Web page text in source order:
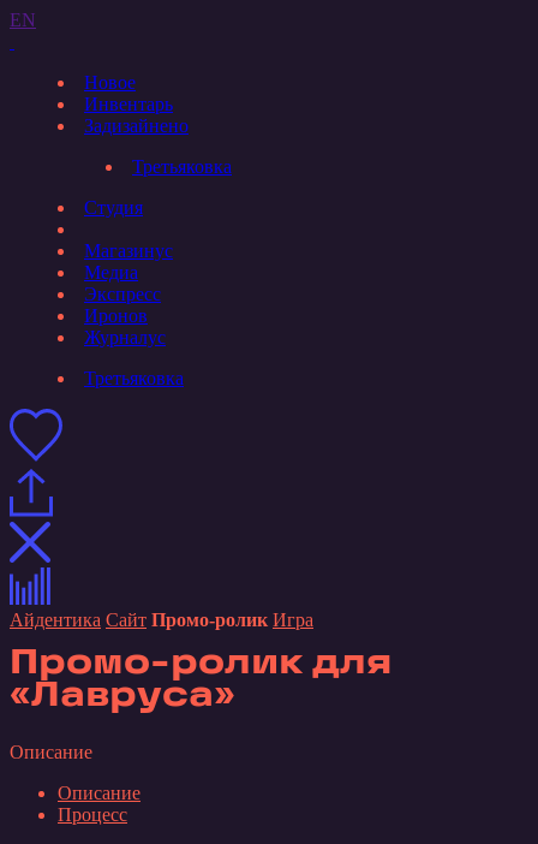
EN
Новое
Инвентарь
Задизайнено
Третьяковка
Студия
Магазинус
Медиа
Экспресс
Иронов
Журналус
Третьяковка
Айдентика Сайт Промо-ролик Игра
Промо-ролик для
«Лавруса»
Описание
Описание
Процесс